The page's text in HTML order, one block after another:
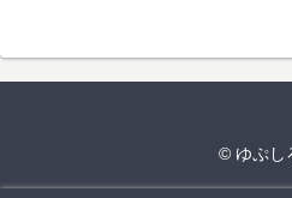
© ゆぷし